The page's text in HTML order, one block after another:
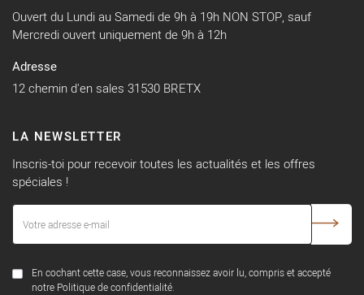
Ouvert du Lundi au Samedi de 9h à 19h NON STOP, sauf
Mercredi ouvert uniquement de 9h à 12h
Adresse
12 chemin d'en sales 31530 BRETX
LA NEWSLETTER
Inscris-toi pour recevoir toutes les actualités et les offres
spéciales !
En cochant cette case, vous reconnaissez avoir lu, compris et accepté
notre Politique de confidentialité.